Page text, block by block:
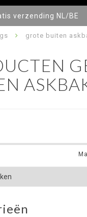
verzending NL/BE
grote buiten